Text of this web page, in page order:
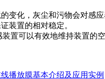
变化，灰尘和污物会对感
置的相对稳定。
可以有效地维持装置的空气渗